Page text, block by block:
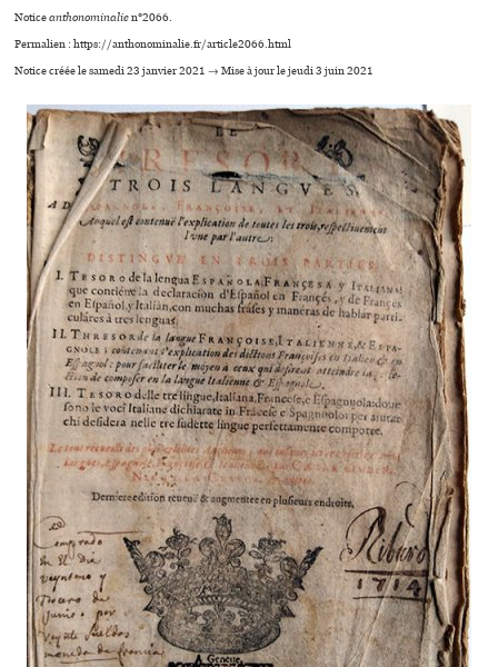
Noticeanthonominalien°2066.
Permalien : https://anthonominalie.fr/article2066.html
Notice créée le samedi 23 janvier 2021 → Mise à jour le jeudi 3 juin 2021